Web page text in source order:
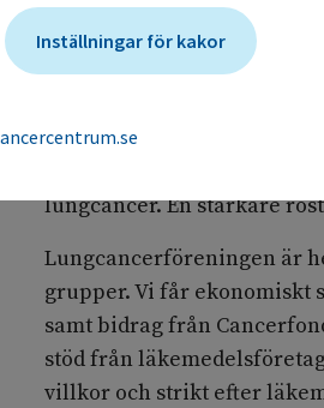
ojämlikhet vi ser i dag.
Vi deltar i nationella och
lokala och nationella
också i nationella
internationella
lungcancer. En starkare
Lungcancerföreningen är
grupper. Vi får ekonomiskt
samt bidrag från
stöd från
villkor och strikt efter
Inställningar för kakor